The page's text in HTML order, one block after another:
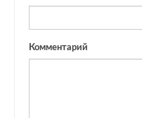
Комментарий